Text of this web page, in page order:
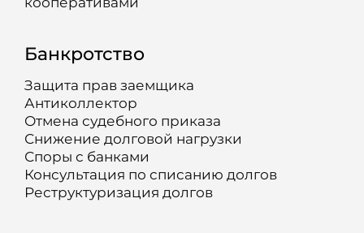
Банкротство
Защита прав заемщика
Антиколлектор
Отмена судебного приказа
Снижение долговой нагрузки
Споры с банками
Консультация по списанию долгов
Реструктуризация долгов